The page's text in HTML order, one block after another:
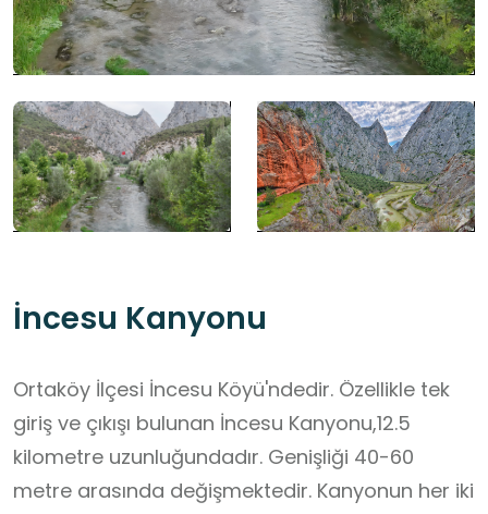
İncesu Kanyonu
Ortaköy İlçesi İncesu Köyü'ndedir. Özellikle tek
giriş ve çıkışı bulunan İncesu Kanyonu,12.5
kilometre uzunluğundadır. Genişliği 40-60
metre arasında değişmektedir. Kanyonun her iki